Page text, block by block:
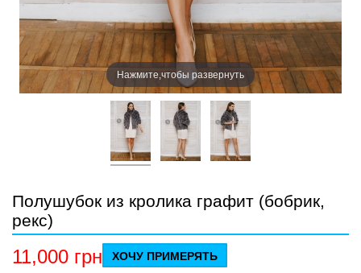
Нажмите,чтобы развернуть
Полушубок из кролика графит (бобрик,
рекс)
11,000 грн ХОЧУ ПРИМЕРЯТЬ